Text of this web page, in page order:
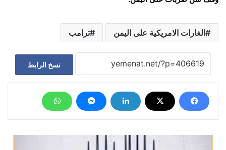
الغارات الامريكية على اليمن ترامب
نسخ الرابط